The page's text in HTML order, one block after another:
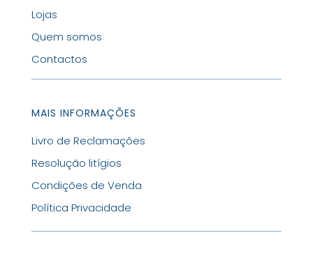
Lojas
Quem somos
Contactos
MAIS INFORMAÇÕES
Livro de Reclamações
Resolução litígios
Condições de Venda
Política Privacidade